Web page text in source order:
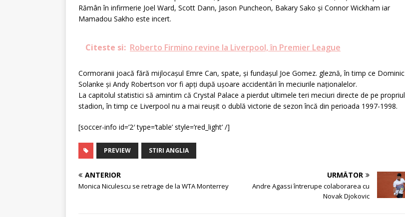
Rămân în infirmerie Joel Ward, Scott Dann, Jason Puncheon, Bakary Sako și Connor Wickham iar
Mamadou Sakho este incert.
Citeste si: Roberto Firmino revine la Liverpool, în Premier League
Cormoranii joacă fără mijlocașul Emre Can, spate, și fundașul Joe Gomez. gleznă, în timp ce Dominic
Solanke și Andy Robertson vor fi apți după ușoare accidentări în meciurile naționalelor.
La capitolul statistici să amintim că Crystal Palace a pierdut ultimele teri meciuri directe de pe propriul
stadion, în timp ce Liverpool nu a mai reușit o dublă victorie de sezon încă din perioada 1997-1998.
[soccer-info id=’2′ type=’table’ style=’red_light’ /]
PREVIEW STIRI ANGLIA
ANTERIOR
Monica Niculescu se retrage de la WTA Monterrey
URMĂTOR
Andre Agassi întrerupe colaborarea cu
Novak Djokovic